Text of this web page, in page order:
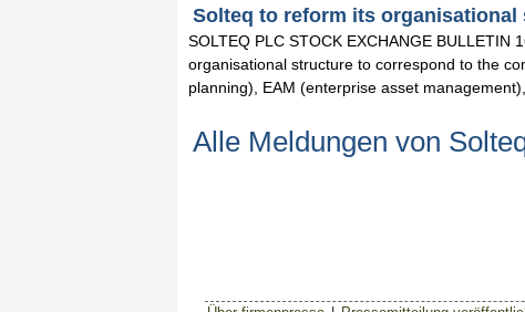
Solteq to reform its organisational
SOLTEQ PLC STOCK EXCHANGE
organisational structure to correspond to the
planning), EAM (enterprise asset management),
Alle Meldungen von